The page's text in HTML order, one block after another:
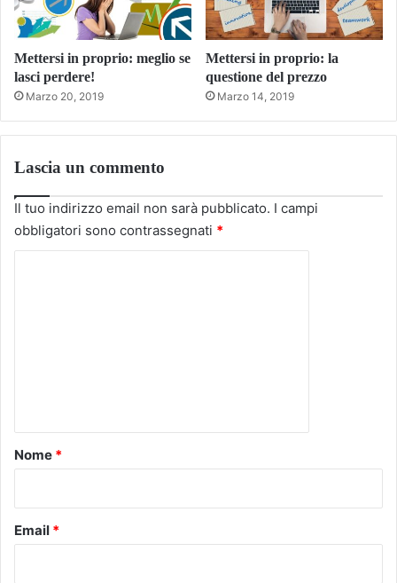
Mettersi in proprio: meglio se
lasci perdere!
Marzo 20, 2019
Mettersi in proprio: la
questione del prezzo
Marzo 14, 2019
Lascia un commento
Il tuo indirizzo email non sarà pubblicato. I campi
obbligatori sono contrassegnati *
o
Nome *
Email *